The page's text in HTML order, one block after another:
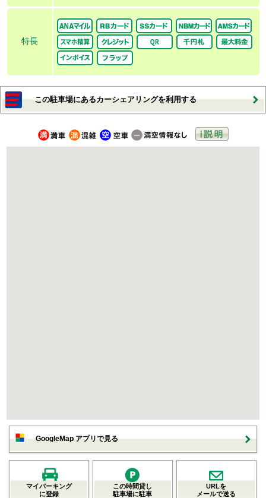
特長
この駐車場にあるカーシェアリングを利用する
GoogleMap アプリで見る
マイパーキング
に登録
この時間貸し
駐車場に駐車
URLを
メールで送る